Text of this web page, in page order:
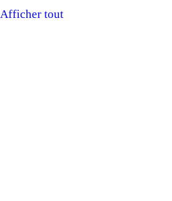
Afficher tout